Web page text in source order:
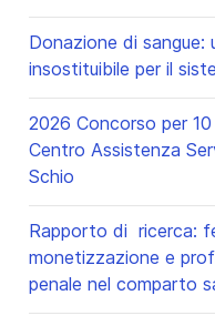
2026 Concorso
Donazione di sangue:
insostituibile per il
2026 Concorso per 10
Centro Assistenza
Schio
Rapporto di ricerca:
monetizzazione e
penale nel comparto